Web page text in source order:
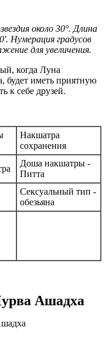
около 30°. Длина
Нумерация градусов
для увеличения.
когда Луна
будет иметь приятную
к себе друзей.
Накшатра
сохранения
Доша накшатры -
Питта
Сексуальный тип -
обезьяна
Ашадха